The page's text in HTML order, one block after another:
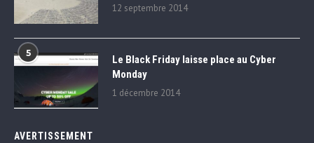
12 septembre 2014
5
Le Black Friday laisse place au Cyber
Monday
1 décembre 2014
AVERTISSEMENT